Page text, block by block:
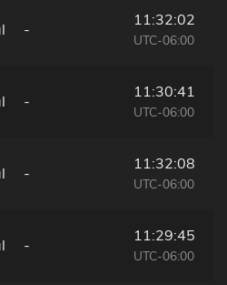
-
11:32:02
UTC-06:00
-
11:30:41
UTC-06:00
-
11:32:08
UTC-06:00
-
11:29:45
UTC-06:00